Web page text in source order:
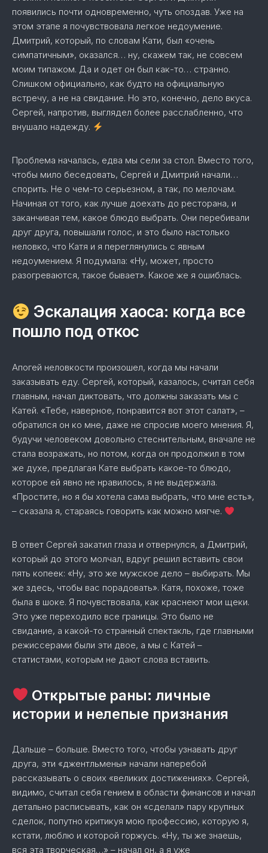
появились почти одновременно, чуть опоздав. Уже на
этом этапе я почувствовала легкое недоумение.
Дмитрий, который, по словам Кати, был «очень
симпатичным», оказался… ну, скажем так, не совсем
моим типажом. Да и одет он был как-то… странно.
Слишком официально, как будто на официальную
встречу, а не на свидание. Но это, конечно, дело вкуса.
Сергей, напротив, выглядел более расслабленно, что
внушало надежду.
Проблема началась, едва мы сели за стол. Вместо того,
чтобы мило беседовать, Сергей и Дмитрий начали…
спорить. Не о чем-то серьезном, а так, по мелочам.
Начиная от того, как лучше доехать до ресторана, и
заканчивая тем, какое блюдо выбрать. Они перебивали
друг друга, повышали голос, и это было настолько
неловко, что Катя и я переглянулись с явным
недоумением. Я подумала: «Ну, может, просто
разогреваются, такое бывает». Какое же я ошиблась.
Эскалация хаоса: когда все
пошло под откос
Апогей неловкости произошел, когда мы начали
заказывать еду. Сергей, который, казалось, считал себя
главным, начал диктовать, что должны заказать мы с
Катей. «Тебе, наверное, понравится вот этот салат», –
обратился он ко мне, даже не спросив моего мнения. Я,
будучи человеком довольно стеснительным, вначале не
стала возражать, но потом, когда он продолжил в том
же духе, предлагая Кате выбрать какое-то блюдо,
которое ей явно не нравилось, я не выдержала.
«Простите, но я бы хотела сама выбрать, что мне есть»,
– сказала я, стараясь говорить как можно мягче.
В ответ Сергей закатил глаза и отвернулся, а Дмитрий,
который до этого молчал, вдруг решил вставить свои
пять копеек: «Ну, это же мужское дело – выбирать. Мы
же здесь, чтобы вас порадовать». Катя, похоже, тоже
была в шоке. Я почувствовала, как краснеют мои щеки.
Это уже переходило все границы. Это было не
свидание, а какой-то странный спектакль, где главными
режиссерами были эти двое, а мы с Катей –
статистами, которым не дают слова вставить.
Открытые раны: личные
истории и нелепые признания
Дальше – больше. Вместо того, чтобы узнавать друг
друга, эти «джентльмены» начали наперебой
рассказывать о своих «великих достижениях». Сергей,
видимо, считал себя гением в области финансов и начал
детально расписывать, как он «сделал» пару крупных
сделок, попутно критикуя мою профессию, которую я,
кстати, люблю и которой горжусь. «Ну, ты же знаешь,
вся эта творческая…» – начал он, а я уже